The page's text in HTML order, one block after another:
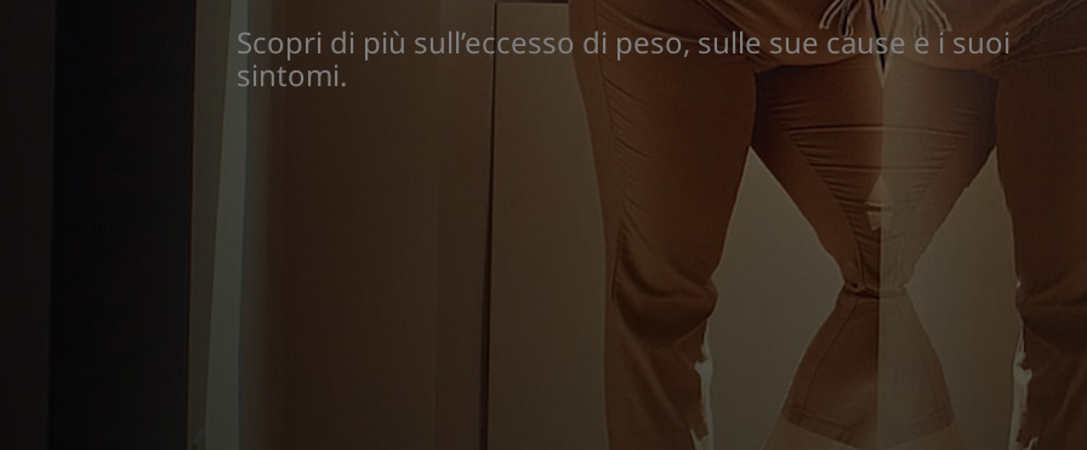
Scopri di più sull’eccesso di peso, sulle sue cause e i suoi
sintomi.